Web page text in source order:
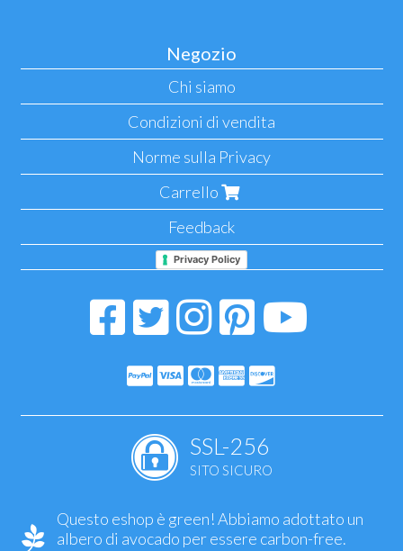
Negozio
Chi siamo
Condizioni di vendita
Norme sulla Privacy
Carrello
Feedback
Privacy Policy
SSL-256
SITO SICURO
Questo eshop è green! Abbiamo adottato un
albero di avocado per essere carbon-free.